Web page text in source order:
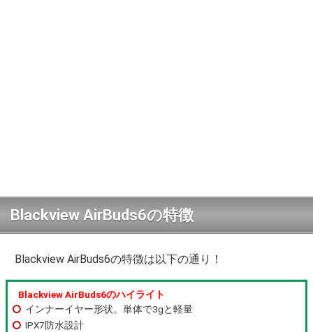
Blackview AirBuds6の特徴
Blackview AirBuds6の特徴は以下の通り！
Blackview AirBuds6のハイライト
インナーイヤー形状。単体で3gと軽量
IPX7防水設計